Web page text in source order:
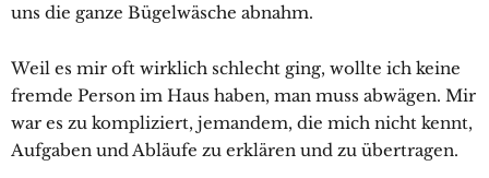
uns die ganze Bügelwäsche abnahm.
Weil es mir oft wirklich schlecht ging, wollte ich keine
fremde Person im Haus haben, man muss abwägen. Mir
war es zu kompliziert, jemandem, die mich nicht kennt,
Aufgaben und Abläufe zu erklären und zu übertragen.